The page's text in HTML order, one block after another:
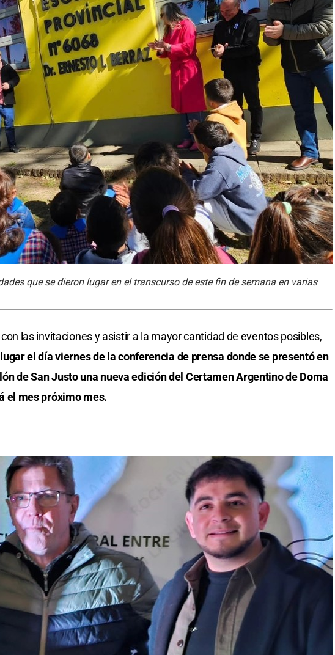
que se dieron lugar en el transcurso de este fin de semana en varias
las invitaciones y asistir a la mayor cantidad de eventos posibles,
el día viernes de la conferencia de prensa donde se presentó en
de San Justo una nueva edición del Certamen Argentino de Doma
el mes próximo mes.